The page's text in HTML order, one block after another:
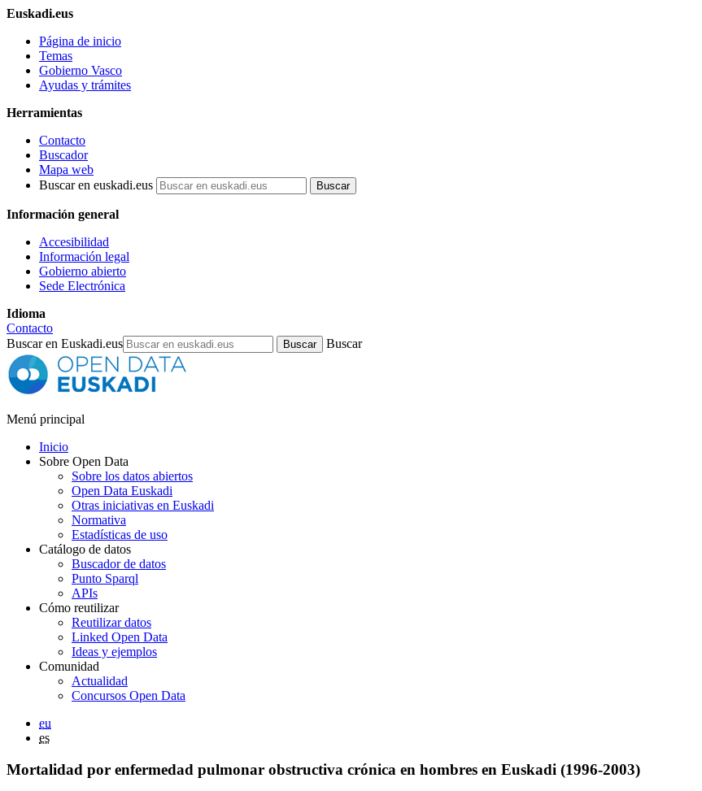
Euskadi.eus
Página de inicio
Temas
Gobierno Vasco
Ayudas y trámites
Herramientas
Contacto
Buscador
Mapa web
Buscar en euskadi.eus
Información general
Accesibilidad
Información legal
Gobierno abierto
Sede Electrónica
Idioma
Contacto
Buscar en Euskadi.eus
Buscar
Menú principal
Inicio
Sobre Open Data
Sobre los datos abiertos
Open Data Euskadi
Otras iniciativas en Euskadi
Normativa
Estadísticas de uso
Catálogo de datos
Buscador de datos
Punto Sparql
APIs
Cómo reutilizar
Reutilizar datos
Linked Open Data
Ideas y ejemplos
Comunidad
Actualidad
Concursos Open Data
eu
es
Mortalidad por enfermedad pulmonar obstructiva crónica en hombres en Euskadi (1996-2003)